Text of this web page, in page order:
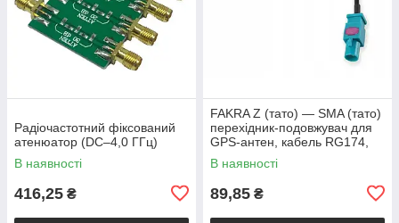
Радіочастотний фіксований
атенюатор (DC–4,0 ГГц)
В наявності
416,25 ₴
FAKRA Z (тато) — SMA (тато)
перехідник-подовжувач для
GPS-антен, кабель RG174,
15 см
В наявності
89,85 ₴